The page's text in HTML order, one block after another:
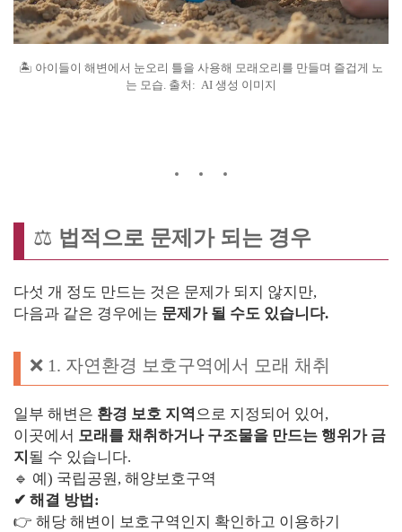
🏝️ 아이들이 해변에서 눈오리 틀을 사용해 모래오리를 만들며 즐겁게 노
는 모습. 출처: AI 생성 이미지
⚖️ 법적으로 문제가 되는 경우
다섯 개 정도 만드는 것은 문제가 되지 않지만,
다음과 같은 경우에는 문제가 될 수도 있습니다.
❌ 1. 자연환경 보호구역에서 모래 채취
일부 해변은 환경 보호 지역으로 지정되어 있어,
이곳에서 모래를 채취하거나 구조물을 만드는 행위가 금
지 될 수 있습니다.
🔹 예) 국립공원, 해양보호구역
✔ 해결 방법:
👉 해당 해변이 보호구역인지 확인하고 이용하기